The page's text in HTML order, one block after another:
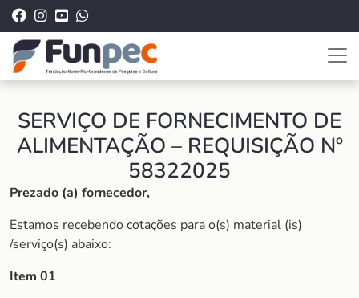
SERVIÇO DE FORNECIMENTO DE
ALIMENTAÇÃO – REQUISIÇÃO Nº
58322025
Prezado (a) fornecedor,
Estamos recebendo cotações para o(s) material (is)
/serviço(s) abaixo:
Item 01